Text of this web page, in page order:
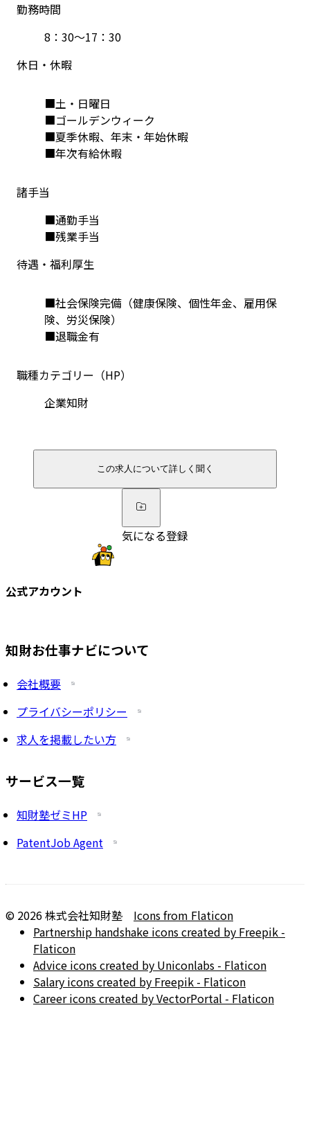
勤務時間
8：30〜17：30
休日・休暇
■土・日曜日
■ゴールデンウィーク
■夏季休暇、年末・年始休暇
■年次有給休暇
諸手当
■通勤手当
■残業手当
待遇・福利厚生
■社会保険完備（健康保険、個性年金、雇用保
険、労災保険）
■退職金有
職種カテゴリー（HP）
企業知財
この求人について詳しく聞く
気になる登録
公式アカウント
知財お仕事ナビについて
会社概要
プライバシーポリシー
求人を掲載したい方
サービス一覧
知財塾ゼミHP
PatentJob Agent
© 2026株式会社知財塾
Icons from Flaticon
Partnership handshake icons created by Freepik -
Flaticon
Advice icons created by Uniconlabs - Flaticon
Salary icons created by Freepik - Flaticon
Career icons created by VectorPortal - Flaticon